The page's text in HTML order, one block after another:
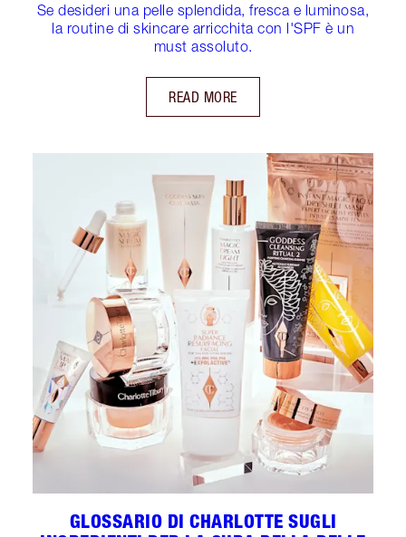
Se desideri una pelle splendida, fresca e luminosa,
la routine di skincare arricchita con l'SPF è un
must assoluto.
READ MORE
GLOSSARIO DI CHARLOTTE SUGLI